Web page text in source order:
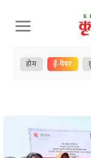
Skip
to
content
होम ई-पेपर